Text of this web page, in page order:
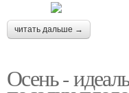
читать дальше →
Осень -